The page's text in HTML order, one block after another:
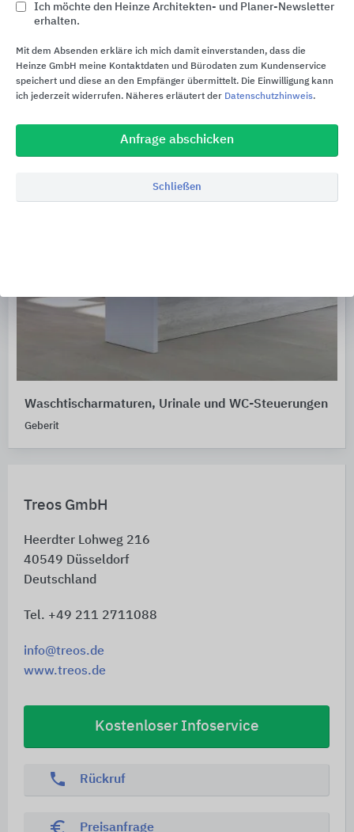
Treos GmbH
Heerdter Lohweg 216
40549 Düsseldorf
Deutschland
Tel. +49 211 2711088
info@treos.de
www.treos.de
Kostenloser Infoservice
phone Rückruf
euro_symbol Preisanfrage
GROHE
Waschtischarmaturen, Urinale und WC-Steuerungen
Geberit
Ich möchte den Heinze Architekten- und Planer-Newsletter
erhalten.
Mit dem Absenden erkläre ich mich damit einverstanden, dass die
Heinze GmbH meine Kontaktdaten und Bürodaten zum Kundenservice
speichert und diese an den Empfänger übermittelt. Die Einwilligung kann
ich jederzeit widerrufen. Näheres erläutert der Datenschutzhinweis.
Anfrage abschicken
Schließen